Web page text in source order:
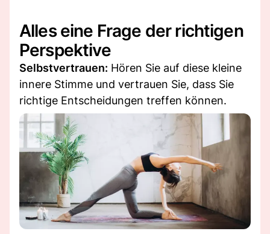
Alles eine Frage der richtigen
Perspektive
Selbstvertrauen: Hören Sie auf diese kleine
innere Stimme und vertrauen Sie, dass Sie
richtige Entscheidungen treffen können.